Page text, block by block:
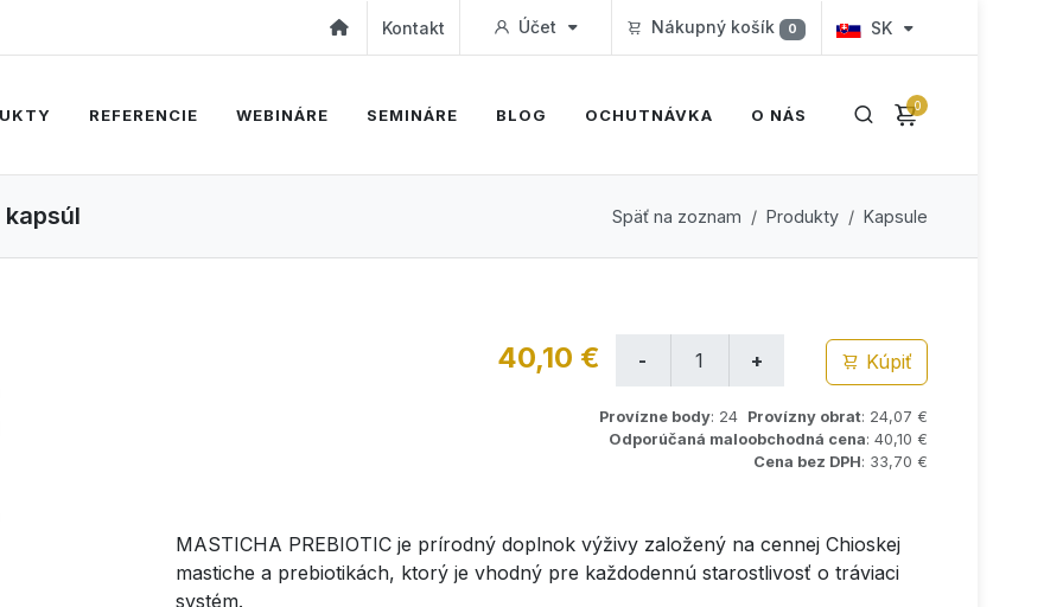
Kontakt Účet Nákupný košík 0 SK
0
REFERENCIE WEBINÁRE SEMINÁRE BLOG OCHUTNÁVKA O NÁS
Späť na zoznam Produkty Kapsule
40,10 € Kúpiť
Provízne body: 24 Provízny obrat: 24,07 €
Odporúčaná maloobchodná cena: 40,10 €
Cena bez DPH: 33,70 €
MASTICHA PREBIOTIC je prírodný doplnok výživy založený na cennej Chioskej
mastiche a prebiotikách, ktorý je vhodný pre každodennú starostlivosť o tráviaci
systém.